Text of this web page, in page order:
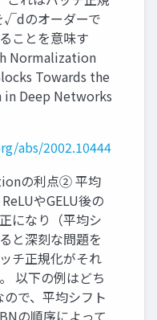
√dのオーダーで
ことを意味す
Normalization
Towards the
Deep Networks
abs/2002.10444
の利点② 平均
やGELU後の
になり（平均シ
と深刻な問題を
チ正規化がそれ
以下の例はどち
で、平均シフト
の順序によって